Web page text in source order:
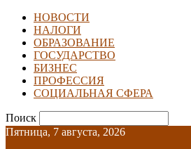
НОВОСТИ
НАЛОГИ
ОБРАЗОВАНИЕ
ГОСУДАРСТВО
БИЗНЕС
ПРОФЕССИЯ
СОЦИАЛЬНАЯ СФЕРА
Поиск
Пятница, 7 августа, 2026